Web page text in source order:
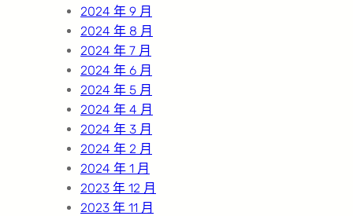
2024 年 9 月
2024 年 8 月
2024 年 7 月
2024 年 6 月
2024 年 5 月
2024 年 4 月
2024 年 3 月
2024 年 2 月
2024 年 1 月
2023 年 12 月
2023 年 11 月